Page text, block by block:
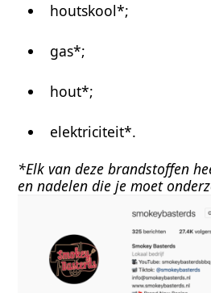
houtskool*;
gas*;
hout*;
elektriciteit*.
*Elk van deze brandstoffen
en nadelen die je moet